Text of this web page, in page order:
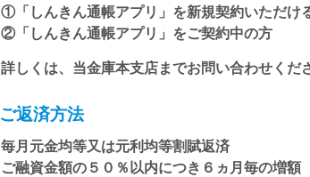
①「しんきん通帳アプリ」を新規契約いただけ
②「しんきん通帳アプリ」をご契約中の方
詳しくは、当金庫本支店までお問い合わせくだ
ご返済方法
毎月元金均等又は元利均等割賦返済
ご融資金額の５０％以内につき６ヵ月毎の増額